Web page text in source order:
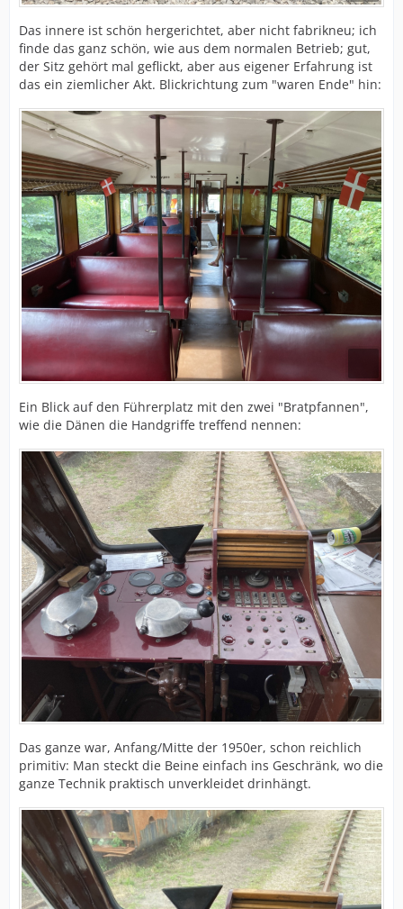
Das innere ist schön hergerichtet, aber nicht fabrikneu; ich
finde das ganz schön, wie aus dem normalen Betrieb; gut,
der Sitz gehört mal geflickt, aber aus eigener Erfahrung ist
das ein ziemlicher Akt. Blickrichtung zum "waren Ende" hin:
Ein Blick auf den Führerplatz mit den zwei "Bratpfannen",
wie die Dänen die Handgriffe treffend nennen:
Das ganze war, Anfang/Mitte der 1950er, schon reichlich
primitiv: Man steckt die Beine einfach ins Geschränk, wo die
ganze Technik praktisch unverkleidet drinhängt.